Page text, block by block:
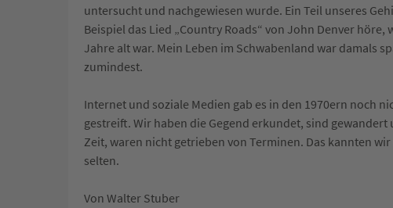
untersucht und nachgewiesen wurde. Ein Teil unseres
Beispiel das Lied „Country Roads“ von John Denver
Jahre alt war. Mein Leben im Schwabenland war damals
zumindest.
Internet und soziale Medien gab es in den 1970ern noch
gestreift. Wir haben die Gegend erkundet, sind
Zeit, waren nicht getrieben von Terminen. Das kannten
selten.
Von Walter Stuber